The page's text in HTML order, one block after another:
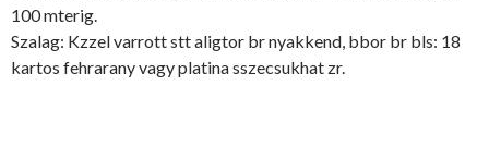
100 mterig.
Szalag: Kzzel varrott stt aligtor br nyakkend, bbor br bls: 18
kartos fehrarany vagy platina sszecsukhat zr.